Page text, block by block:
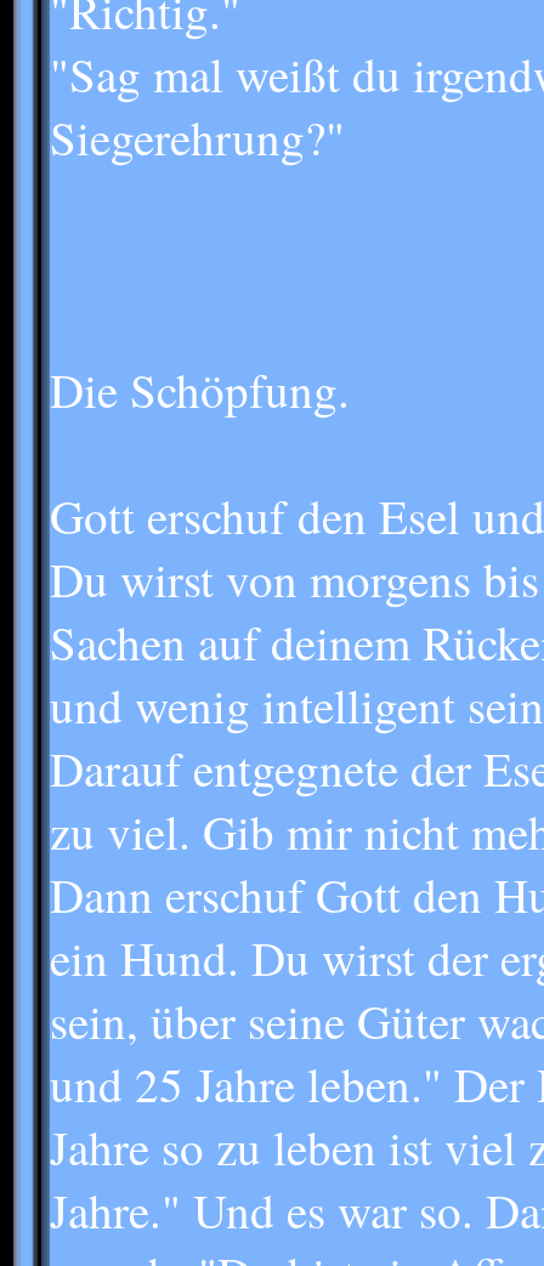
"Sag mal weißt du
Siegerehrung?"
Die Schöpfung.
Gott erschuf den Esel
Du wirst von morgens
Sachen auf deinem
und wenig intelligent
Darauf entgegnete der
zu viel. Gib mir nicht
Dann erschuf Gott den
ein Hund. Du wirst der
sein, über seine Güter
und 25 Jahre leben."
Jahre so zu leben ist
Jahre." Und es war so.